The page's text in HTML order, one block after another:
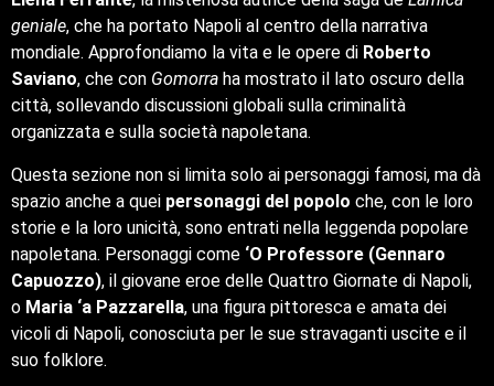
geniale, che ha portato Napoli al centro della narrativa
mondiale. Approfondiamo la vita e le opere di Roberto
Saviano, che con Gomorra ha mostrato il lato oscuro della
città, sollevando discussioni globali sulla criminalità
organizzata e sulla società napoletana.
Questa sezione non si limita solo ai personaggi famosi, ma dà
spazio anche a quei personaggi del popolo che, con le loro
storie e la loro unicità, sono entrati nella leggenda popolare
napoletana. Personaggi come ‘O Professore (Gennaro
Capuozzo), il giovane eroe delle Quattro Giornate di Napoli,
o Maria ‘a Pazzarella, una figura pittoresca e amata dei
vicoli di Napoli, conosciuta per le sue stravaganti uscite e il
suo folklore.